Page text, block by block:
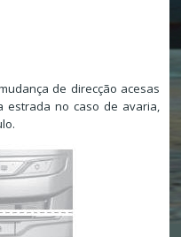
de direcção acesas
estrada no caso de avaria,